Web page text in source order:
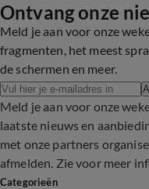
Ontvang onze
Meld je aan voor onze
fragmenten, het meest
de schermen en meer.
Meld je aan voor onze
laatste nieuws en
met onze partners
afmelden. Zie voor meer
Categorieën